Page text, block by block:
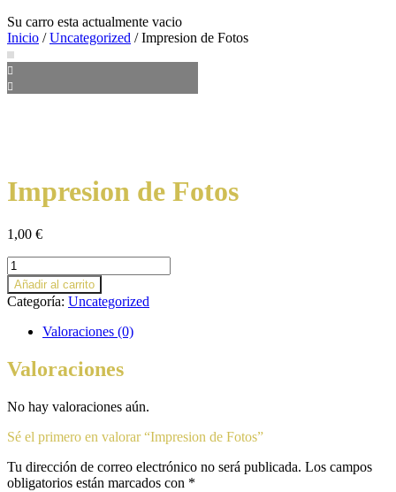
Su carro esta actualmente vacio
Inicio /Uncategorized / Impresion de Fotos
Impresion de Fotos
1,00 €
Impresion
de
Fotos
cantidad
Añadir al carrito
Categoría: Uncategorized
Valoraciones (0)
Valoraciones
No hay valoraciones aún.
Sé el primero en valorar “Impresion de Fotos”
Tu dirección de correo electrónico no será publicada. Los campos
obligatorios están marcados con *